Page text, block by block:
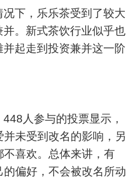
下，乐乐茶受到了较大
。新式茶饮行业似乎也
起走到投资兼并这一阶
人参与的投票显示，
未受到改名的影响，另
喜欢。总体来讲，有
偏好，不会被改名所动